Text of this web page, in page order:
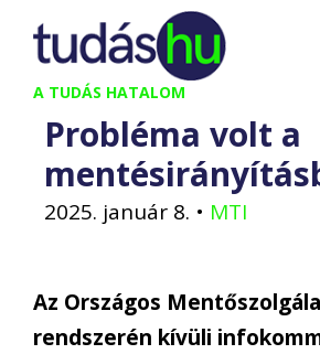
Kilépés
tartalomba
A TUDÁS HATALOM
Probléma volt a
2025. január 8. • MTI
Az Országos
rendszerén kívüli